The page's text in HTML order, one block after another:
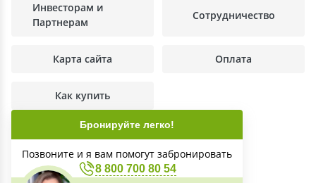
Инвесторам и
Партнерам
Сотрудничество
Карта сайта Оплата
Как купить
Бронируйте легко!
Позвоните и я вам помогут забронировать
8 800 700 80 54